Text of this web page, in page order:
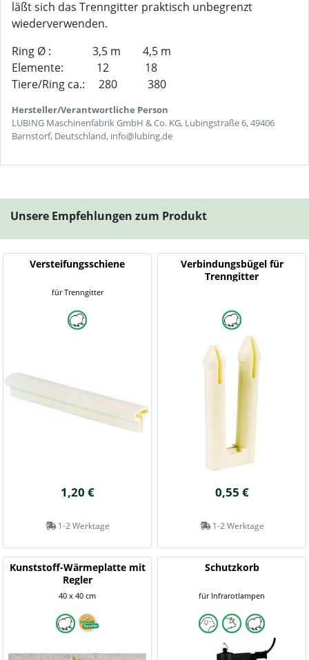
läßt sich das Trenngitter praktisch unbegrenzt
wiederverwenden.
Ring Ø : 3,5 m 4,5 m
Elemente: 12 18
Tiere/Ring ca.: 280 380
Hersteller/Verantwortliche Person
LUBING Maschinenfabrik GmbH & Co. KG, Lubingstraße 6, 49406
Barnstorf, Deutschland, info@lubing.de
Unsere Empfehlungen zum Produkt
Versteifungsschiene
für Trenngitter
1,20 €
1-2 Werktage
Verbindungsbügel für
Trenngitter
0,55 €
1-2 Werktage
Kunststoff-Wärmeplatte mit
Regler
40 x 40 cm
Schutzkorb
für Infrarotlampen